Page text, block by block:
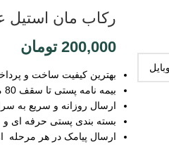
رکاب مان استیل
200,000 تومان
بهترین کیفیت ساخت و
بیمه نامه پستی تا سقف 80 میلیون
ارسال روزانه و سریع به
بسته بندی پستی حرفه ای و
ارسال پیامک در هر مرحله